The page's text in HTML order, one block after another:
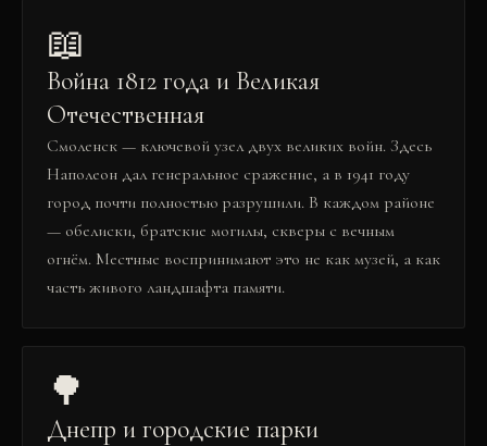
📖
Война 1812 года и Великая
Отечественная
Смоленск — ключевой узел двух великих войн. Здесь
Наполеон дал генеральное сражение, а в 1941 году
город почти полностью разрушили. В каждом районе
— обелиски, братские могилы, скверы с вечным
огнём. Местные воспринимают это не как музей, а как
часть живого ландшафта памяти.
🌳
Днепр и городские парки